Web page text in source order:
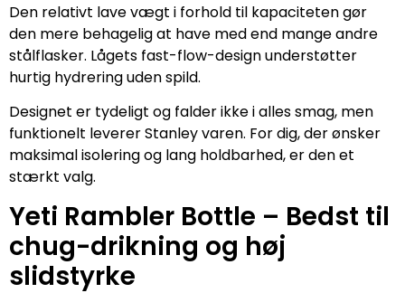
Den relativt lave vægt i forhold til kapaciteten gør
den mere behagelig at have med end mange andre
stålflasker. Lågets fast-flow-design understøtter
hurtig hydrering uden spild.
Designet er tydeligt og falder ikke i alles smag, men
funktionelt leverer Stanley varen. For dig, der ønsker
maksimal isolering og lang holdbarhed, er den et
stærkt valg.
Yeti Rambler Bottle – Bedst til
chug-drikning og høj
slidstyrke